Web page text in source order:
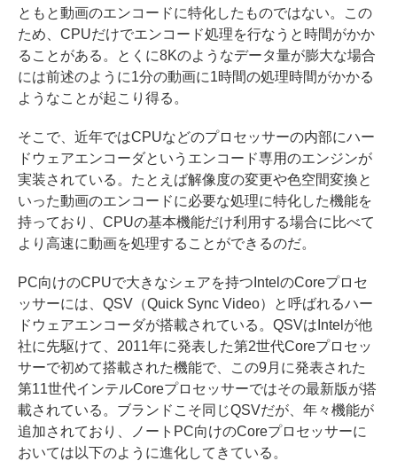
ともと動画のエンコードに特化したものではない。この
ため、CPUだけでエンコード処理を行なうと時間がかか
ることがある。とくに8Kのようなデータ量が膨大な場合
には前述のように1分の動画に1時間の処理時間がかかる
ようなことが起こり得る。
そこで、近年ではCPUなどのプロセッサーの内部にハー
ドウェアエンコーダというエンコード専用のエンジンが
実装されている。たとえば解像度の変更や色空間変換と
いった動画のエンコードに必要な処理に特化した機能を
持っており、CPUの基本機能だけ利用する場合に比べて
より高速に動画を処理することができるのだ。
PC向けのCPUで大きなシェアを持つIntelのCoreプロセ
ッサーには、QSV（Quick Sync Video）と呼ばれるハー
ドウェアエンコーダが搭載されている。QSVはIntelが他
社に先駆けて、2011年に発表した第2世代Coreプロセッ
サーで初めて搭載された機能で、この9月に発表された
第11世代インテルCoreプロセッサーではその最新版が搭
載されている。ブランドこそ同じQSVだが、年々機能が
追加されており、ノートPC向けのCoreプロセッサーに
おいては以下のように進化してきている。